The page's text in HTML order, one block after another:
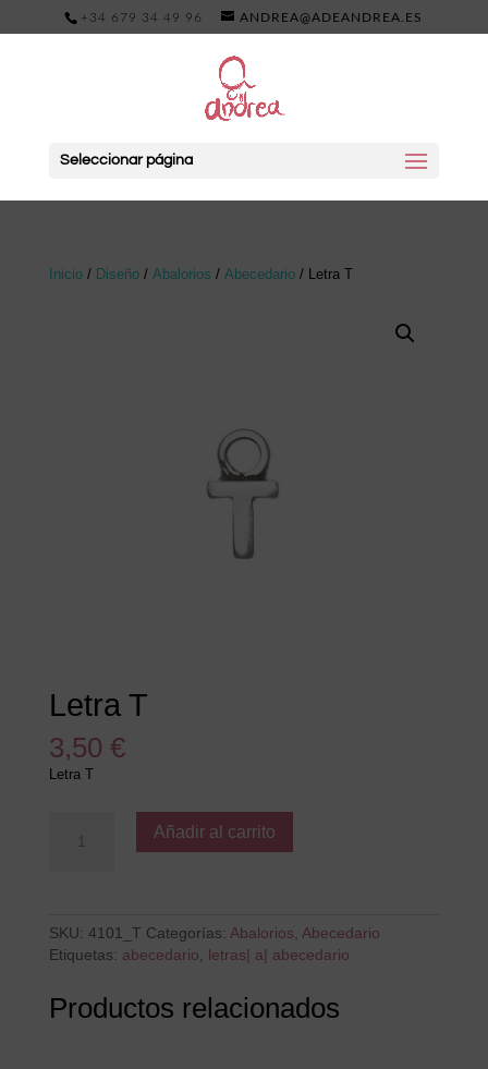
+34 679 34 49 96 ANDREA@ADEANDREA.ES
Seleccionar página
Inicio/ Diseño/ Abalorios / Abecedario/ Letra T
Letra T
3,50 €
Letra T
Añadir al carrito
SKU: 4101_T Categorías: Abalorios, Abecedario
Etiquetas: abecedario, letras| a| abecedario
Productos relacionados